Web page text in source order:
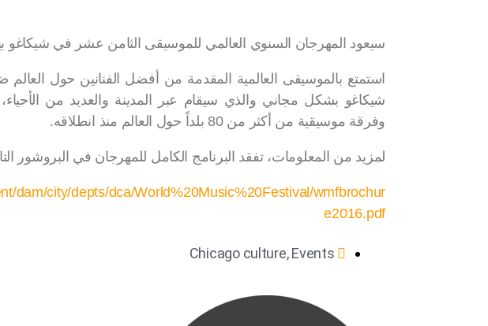
سيعود المهرجان السنوي العالمي للموسيقى الثامن عشر في شيكاغو بين 9-25 أيلول/سبتمبر
استمتع بالموسيقى العالمية المقدمة من أفضل الفنانين حول
وفرقة موسيقية من أكثر من 80 بلداً حول العالم منذ انطلاقه.
لمزيد من المعلومات، تفقد البرنامج الكامل للمهرجان في البروشور
dam/city/depts/dca/World%20Music%20Festival/wmfbrochur
e2016.pdf
Chicago culture,Events